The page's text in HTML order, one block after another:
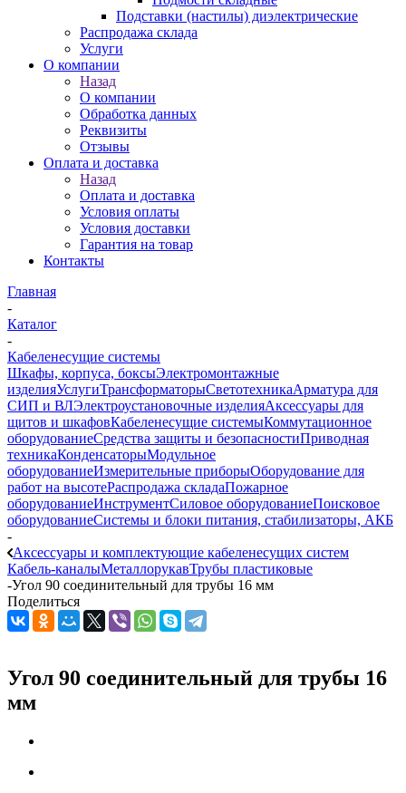
Подставки (настилы) диэлектрические
Распродажа склада
Услуги
О компании
Назад
О компании
Обработка данных
Реквизиты
Отзывы
Оплата и доставка
Назад
Оплата и доставка
Условия оплаты
Условия доставки
Гарантия на товар
Контакты
Главная
-
Каталог
-
Кабеленесущие системы
Шкафы, корпуса, боксыЭлектромонтажные
изделияУслугиТрансформаторыСветотехникаАрматура для
СИП и ВЛЭлектроустановочные изделияАксессуары для
щитов и шкафовКабеленесущие системыКоммутационное
оборудованиеСредства защиты и безопасностиПриводная
техникаКонденсаторыМодульное
оборудованиеИзмерительные приборыОборудование для
работ на высотеРаспродажа складаПожарное
оборудованиеИнструментСиловое оборудованиеПоисковое
оборудованиеСистемы и блоки питания, стабилизаторы, АКБ
-
Аксессуары и комплектующие кабеленесущих систем
Кабель-каналыМеталлорукавТрубы пластиковые
-Угол 90 соединительный для трубы 16 мм
Поделиться
Угол 90 соединительный для трубы 16
мм